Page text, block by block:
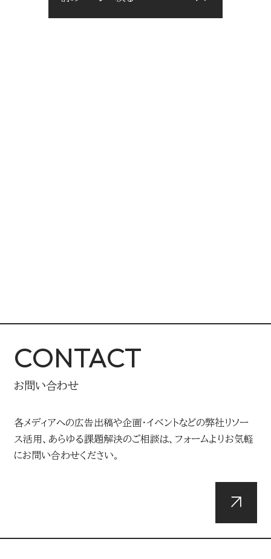
CONTACT
お問い合わせ
各メディアへの広告出稿や企画・イベントなどの弊社リソー
ス活用、あらゆる課題解決のご相談は、フォームよりお気軽
にお問い合わせください。